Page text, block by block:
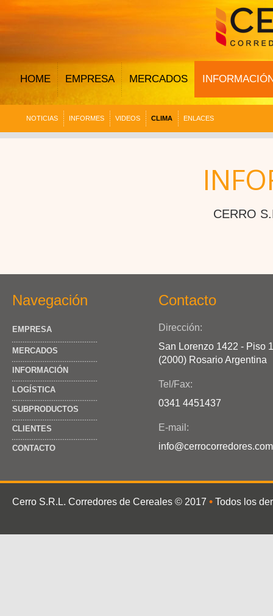
HOME EMPRESA MERCADOS
NOTICIAS INFORMES VIDEOS CLIMA ENLACES
CERRO
Navegación
EMPRESA
MERCADOS
INFORMACIÓN
LOGÍSTICA
SUBPRODUCTOS
CLIENTES
CONTACTO
Contacto
Dirección:
San Lorenzo 1422 - Piso 1
(2000) Rosario Argentina
Tel/Fax:
0341 4451437
E-mail:
Cerro S.R.L. Corredores de Cereales © 2017 • Todos los